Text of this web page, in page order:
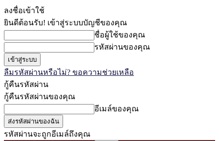
ลงชื่อเข้าใช้
ยินดีต้อนรับ! เข้าสู่ระบบบัญชีของคุณ
ชื่อผู้ใช้ของคุณ
รหัสผ่านของคุณ
ลืมรหัสผ่านหรือไม่? ขอความช่วยเหลือ
กู้คืนรหัสผ่าน
กู้คืนรหัสผ่านของคุณ
อีเมล์ของคุณ
รหัสผ่านจะถูกอีเมล์ถึงคุณ